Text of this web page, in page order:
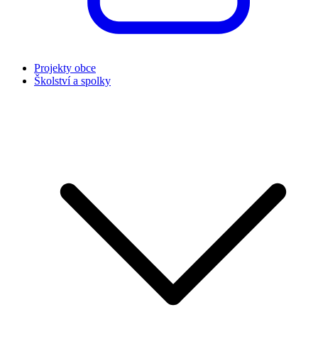
Projekty obce
Školství a spolky